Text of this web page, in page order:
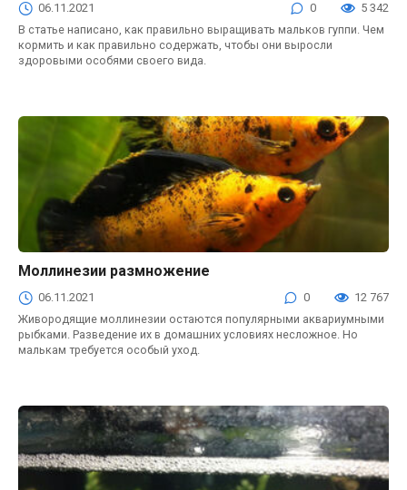
06.11.2021 0
5 342
В статье написано, как правильно выращивать мальков гуппи. Чем
кормить и как правильно содержать, чтобы они выросли
здоровыми особями своего вида.
Моллинезии размножение
06.11.2021 0
12 767
Живородящие моллинезии остаются популярными аквариумными
рыбками. Разведение их в домашних условиях несложное. Но
малькам требуется особый уход.